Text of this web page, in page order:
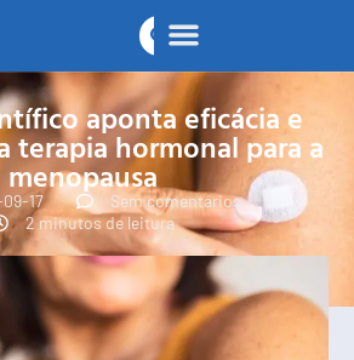
aponta eficácia e
terapia hormonal para a
menopausa
17
Sem comentários
2 minutos de leitura